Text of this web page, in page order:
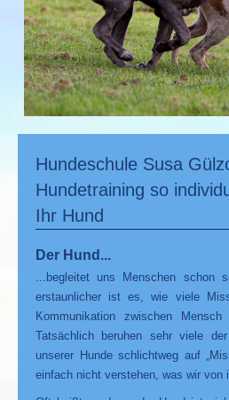
Hundeschule Susa
Hundetraining so
Ihr Hund
Der Hund...
...begleitet uns Menschen schon
erstaunlicher ist es, wie viele
Kommunikation zwischen
Tatsächlich beruhen sehr viele der
unserer Hunde schlichtweg auf
einfach nicht verstehen, was wir von